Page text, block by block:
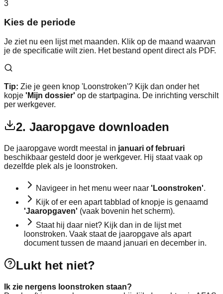
3
Kies de periode
Je ziet nu een lijst met maanden. Klik op de maand waarvan
je de specificatie wilt zien. Het bestand opent direct als PDF.
Tip: Zie je geen knop 'Loonstroken'? Kijk dan onder het
kopje 'Mijn dossier' op de startpagina. De inrichting verschilt
per werkgever.
2. Jaaropgave downloaden
De jaaropgave wordt meestal in januari of februari
beschikbaar gesteld door je werkgever. Hij staat vaak op
dezelfde plek als je loonstroken.
Navigeer in het menu weer naar 'Loonstroken'.
Kijk of er een apart tabblad of knopje is genaamd
'Jaaropgaven' (vaak bovenin het scherm).
Staat hij daar niet? Kijk dan in de lijst met
loonstroken. Vaak staat de jaaropgave als apart
document tussen de maand januari en december in.
Lukt het niet?
Ik zie nergens loonstroken staan?